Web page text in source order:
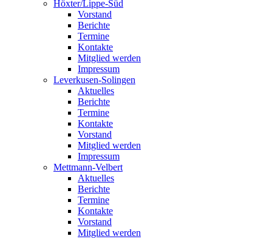
Höxter/Lippe-Süd
Vorstand
Berichte
Termine
Kontakte
Mitglied werden
Impressum
Leverkusen-Solingen
Aktuelles
Berichte
Termine
Kontakte
Vorstand
Mitglied werden
Impressum
Mettmann-Velbert
Aktuelles
Berichte
Termine
Kontakte
Vorstand
Mitglied werden